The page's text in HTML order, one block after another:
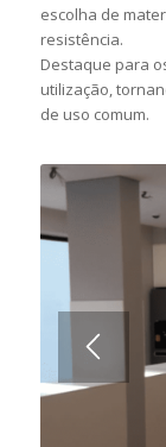
escolha de
resistência.
Destaque para
utilização,
de uso comum.